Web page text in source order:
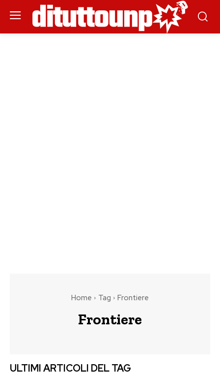
Home Tag Frontiere
Frontiere
ULTIMI ARTICOLI DEL TAG